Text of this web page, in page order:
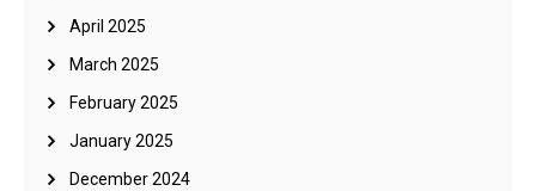
April 2025
March 2025
February 2025
January 2025
December 2024